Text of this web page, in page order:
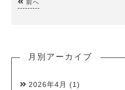
前へ
月別アーカイブ
2026年4月 (1)